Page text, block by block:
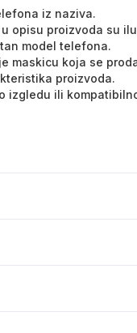
iz naziva.
opisu proizvoda su
model telefona.
maskicu koja se
proizvoda.
izgledu ili